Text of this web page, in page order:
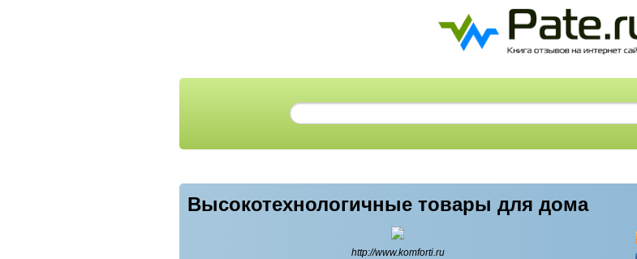
Высокотехнологичные товары для дома
http://www.komforti.ru